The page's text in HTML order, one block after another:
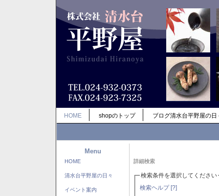
HOME shopのトップ ブログ清水台平野屋の日
Menu
HOME
清水台平野屋の日々
イベント案内
詳細検索
検索条件を選択してください
検索ヘルプ [?]